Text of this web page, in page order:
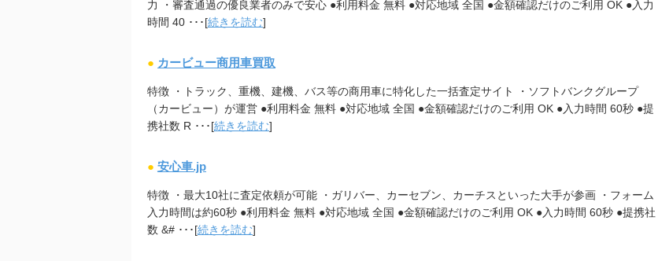
力 ・審査通過の優良業者のみで安心 ●利用料金 無料 ●対応地域 全国 ●金額確認だけのご利用 OK ●入力
時間 40 ･･･[続きを読む]
● カービュー商用車買取
特徴 ・トラック、重機、建機、バス等の商用車に特化した一括査定サイト ・ソフトバンクグループ
（カービュー）が運営 ●利用料金 無料 ●対応地域 全国 ●金額確認だけのご利用 OK ●入力時間 60秒 ●提
携社数 R ･･･[続きを読む]
● 安心車.jp
特徴 ・最大10社に査定依頼が可能 ・ガリバー、カーセブン、カーチスといった大手が参画 ・フォーム
入力時間は約60秒 ●利用料金 無料 ●対応地域 全国 ●金額確認だけのご利用 OK ●入力時間 60秒 ●提携社
数 &# ･･･[続きを読む]